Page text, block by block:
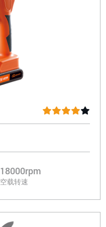
18000rpm
空载转速